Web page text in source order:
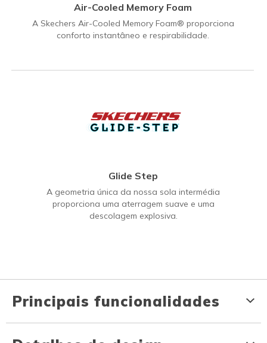
Air-Cooled Memory Foam
A Skechers Air-Cooled Memory Foam® proporciona
conforto instantâneo e respirabilidade.
Glide Step
A geometria única da nossa sola intermédia
proporciona uma aterragem suave e uma
descolagem explosiva.
Principais funcionalidades